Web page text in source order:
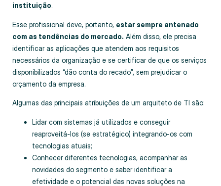
instituição.
Esse profissional deve, portanto, estar sempre antenado
com as tendências do mercado. Além disso, ele precisa
identificar as aplicações que atendem aos requisitos
necessários da organização e se certificar de que os serviços
disponibilizados “dão conta do recado”, sem prejudicar o
orçamento da empresa.
Algumas das principais atribuições de um arquiteto de TI são:
Lidar com sistemas já utilizados e conseguir
reaproveitá-los (se estratégico) integrando-os com
tecnologias atuais;
Conhecer diferentes tecnologias, acompanhar as
novidades do segmento e saber identificar a
efetividade e o potencial das novas soluções na